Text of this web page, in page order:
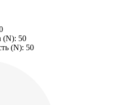
(N): 50
(N): 50